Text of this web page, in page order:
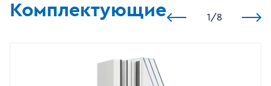
Комплектующие 1 /8